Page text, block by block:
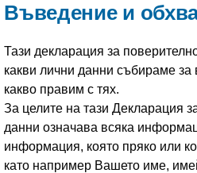
Въведение и
Тази декларация за
какви лични данни събираме
какво правим с тях.
За целите на тази Декларация
данни означава всяка
информация, която пряко или
като например Вашето име,